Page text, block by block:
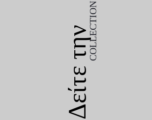
Δείτε τηνCOLLECTION